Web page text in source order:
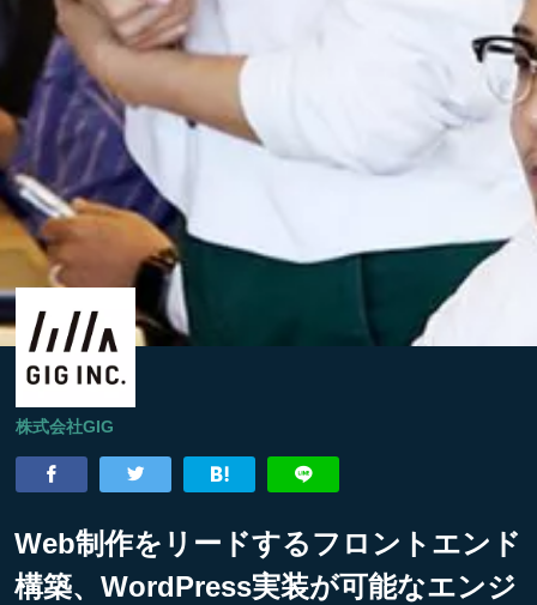
株式会社GIG
Web制作をリードするフロントエンド
構築、WordPress実装が可能なエンジ